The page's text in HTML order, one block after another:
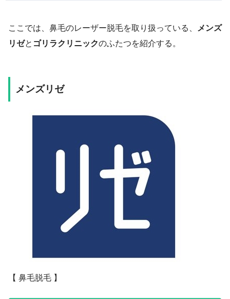
ここでは、鼻毛のレーザー脱毛を取り扱っている、
メンズ
リゼと ゴリラクリニックのふたつを紹介する。
メンズリゼ
【 鼻毛脱毛 】